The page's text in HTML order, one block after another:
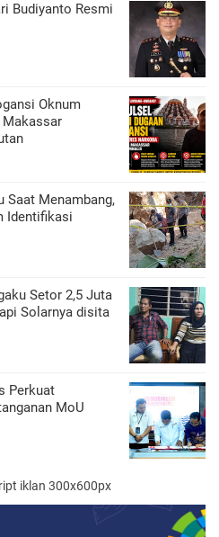
Budiyanto Resmi
Oknum
Saat Menambang,
Identifikasi
Setor 2,5 Juta
Solarnya disita
Perkuat
MoU
iklan 300x600px